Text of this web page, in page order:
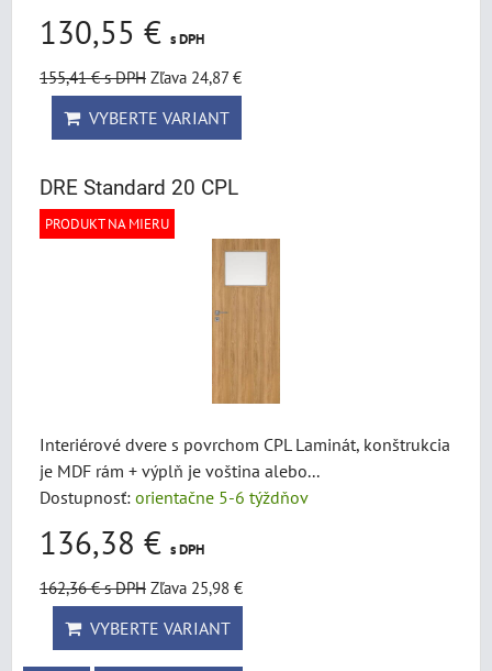
130,55 € s DPH
155,41 €s DPH Zľava 24,87 €
VYBERTE VARIANT
DRE Standard 20 CPL
PRODUKT NA MIERU
Interiérové dvere s povrchom CPL Laminát, konštrukcia
je MDF rám + výplň je voština alebo...
Dostupnosť: orientačne 5-6 týždňov
136,38 € s DPH
162,36 €s DPH Zľava 25,98 €
VYBERTE VARIANT